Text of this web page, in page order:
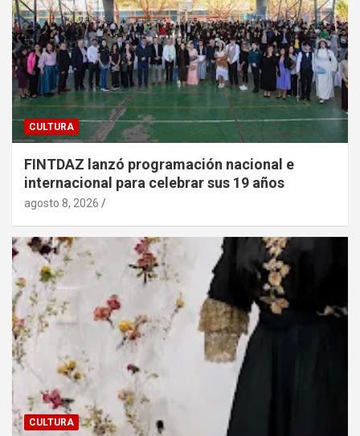
CULTURA
FINTDAZ lanzó programación nacional e
internacional para celebrar sus 19 años
agosto 8, 2026
CULTURA